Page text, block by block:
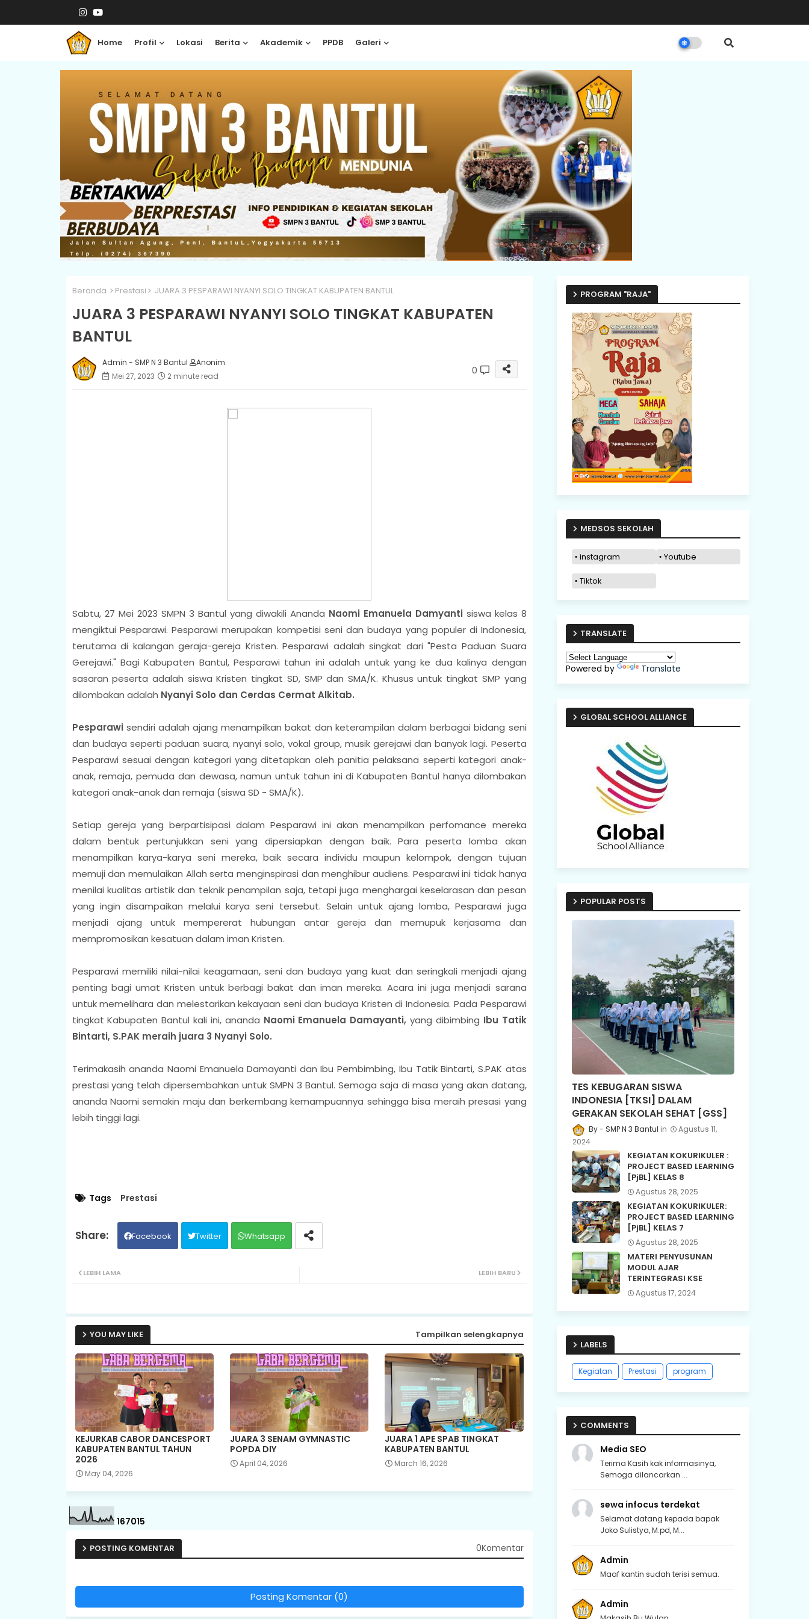
Home Profil Lokasi Berita Akademik PPDB Galeri
Beranda Prestasi JUARA 3 PESPARAWI NYANYI SOLO TINGKAT KABUPATEN BANTUL
JUARA 3 PESPARAWI NYANYI SOLO TINGKAT KABUPATEN
BANTUL
Admin - SMP N 3 Bantul
Anonim
Mei 27, 2023
2 minute read 0
Sabtu, 27 Mei 2023 SMPN 3 Bantul yang diwakili Ananda Naomi Emanuela Damyantisiswa kelas 8
mengiktui Pesparawi. Pesparawi merupakan kompetisi seni dan budaya yang populer di Indonesia,
terutama di kalangan geraja-gereja Kristen. Pesparawi adalah singkat dari "Pesta Paduan Suara
Gerejawi." Bagi Kabupaten Bantul, Pesparawi tahun ini adalah untuk yang ke dua kalinya dengan
sasaran peserta adalah siswa Kristen tingkat SD, SMP dan SMA/K. Khusus untuk tingkat SMP yang
dilombakan adalah Nyanyi Solo dan Cerdas Cermat Alkitab.
Pesparawisendiri adalah ajang menampilkan bakat dan keterampilan dalam berbagai bidang seni
dan budaya seperti paduan suara, nyanyi solo, vokal group, musik gerejawi dan banyak lagi. Peserta
Pesparawi sesuai dengan kategori yang ditetapkan oleh panitia pelaksana seperti kategori anak-
anak, remaja, pemuda dan dewasa, namun untuk tahun ini di Kabupaten Bantul hanya dilombakan
kategori anak-anak dan remaja (siswa SD - SMA/K).
Setiap gereja yang berpartisipasi dalam Pesparawi ini akan menampilkan perfomance mereka
dalam bentuk pertunjukkan seni yang dipersiapkan dengan baik. Para peserta lomba akan
menampilkan karya-karya seni mereka, baik secara individu maupun kelompok, dengan tujuan
memuji dan memulaikan Allah serta menginspirasi dan menghibur audiens. Pesparawi ini tidak hanya
menilai kualitas artistik dan teknik penampilan saja, tetapi juga menghargai keselarasan dan pesan
yang ingin disampaikan melalui karya seni tersebut. Selain untuk ajang lomba, Pesparawi juga
menjadi ajang untuk mempererat hubungan antar gereja dan memupuk kerjasama dan
mempromosikan kesatuan dalam iman Kristen.
Pesparawi memiliki nilai-nilai keagamaan, seni dan budaya yang kuat dan seringkali menjadi ajang
penting bagi umat Kristen untuk berbagi bakat dan iman mereka. Acara ini juga menjadi sarana
untuk memelihara dan melestarikan kekayaan seni dan budaya Kristen di Indonesia. Pada Pesparawi
tingkat Kabupaten Bantul kali ini, ananda Naomi Emanuela Damayanti, yang dibimbing Ibu Tatik
Bintarti, S.PAK meraih juara 3 Nyanyi Solo.
Terimakasih ananda Naomi Emanuela Damayanti dan Ibu Pembimbing, Ibu Tatik Bintarti, S.PAK atas
prestasi yang telah dipersembahkan untuk SMPN 3 Bantul. Semoga saja di masa yang akan datang,
ananda Naomi semakin maju dan berkembang kemampuannya sehingga bisa meraih presasi yang
lebih tinggi lagi.
Tags Prestasi
Facebook Twitter Whatsapp
LEBIH BARU
LEBIH LAMA
YOU MAY LIKE Tampilkan selengkapnya
KEJURKAB CABOR DANCESPORT
KABUPATEN BANTUL TAHUN
2026
May 04, 2026
JUARA 3 SENAM GYMNASTIC
POPDA DIY
April 04, 2026
JUARA 1 APE SPAB TINGKAT
KABUPATEN BANTUL
March 16, 2026
167015
POSTING KOMENTAR 0Komentar
Posting Komentar (0)
PROGRAM "RAJA"
MEDSOS SEKOLAH
instagram Youtube
Tiktok
TRANSLATE
Powered by Translate
GLOBAL SCHOOL ALLIANCE
POPULAR POSTS
TES KEBUGARAN SISWA
INDONESIA [TKSI] DALAM
GERAKAN SEKOLAH SEHAT [GSS]
SMP N 3 Bantul
Agustus 11,
2024
KEGIATAN KOKURIKULER :
PROJECT BASED LEARNING
[PjBL] KELAS 8
Agustus 28, 2025
KEGIATAN KOKURIKULER:
PROJECT BASED LEARNING
[PjBL] KELAS 7
Agustus 28, 2025
MATERI PENYUSUNAN
MODUL AJAR
TERINTEGRASI KSE
Agustus 17, 2024
LABELS
Kegiatan Prestasi program
COMMENTS
Media SEO
Terima Kasih kak informasinya,
Semoga dilancarkan ...
sewa infocus terdekat
Selamat datang kepada bapak
Joko Sulistya, M.pd, M...
Admin
Maaf kantin sudah terisi semua.
Admin